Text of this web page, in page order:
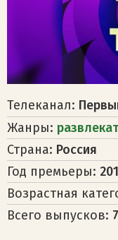
Телеканал:
Жанры:
Страна: Россия
Год премьеры:
Возрастная
Всего выпусков: